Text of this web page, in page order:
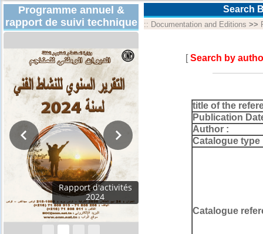
Programme annuel &
rapport de suivi technique
Rapport d'activités
2024
Search
:: Documentation and Editions >>
[Search by
title of the
Publication
Author :
Catalogue type
Catalogue